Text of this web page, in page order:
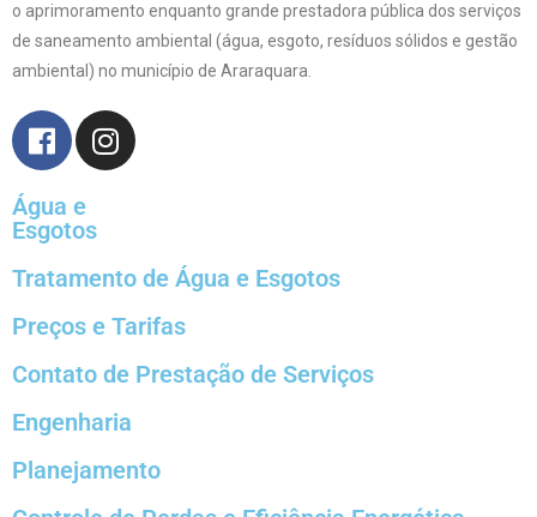
o aprimoramento enquanto grande prestadora pública dos serviços
de saneamento ambiental (água, esgoto, resíduos sólidos e gestão
ambiental) no município de Araraquara.
Água e
Esgotos
Tratamento de Água e Esgotos
Preços e Tarifas
Contato de Prestação de Serviços
Engenharia
Planejamento